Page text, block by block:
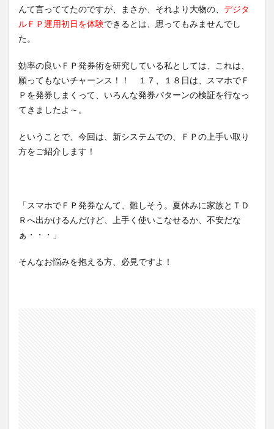
んて言っててたのですが、まさか、それより大物の、 デジタ
ルＦＰ運用初日を体験できるとは、思ってもみませんでし
た。
効率の良いＦＰ発券術を研究している私としては、これは、
願ってもないチャーンス！！ １７、１８日は、スマホでＦ
Ｐを発券しまくって、いろんな発券パターンの検証を行なっ
てきましたよ～。
ということで、今回は、新システムでの、ＦＰの上手い取り
方をご紹介します！
「スマホでＦＰ発券なんて、難しそう。夏休みに家族とＴＤ
Ｒへ出かけるんだけど、上手く使いこなせるか、不安だな
ぁ・・・」
そんなお悩みを抱える方、必見ですよ！